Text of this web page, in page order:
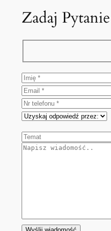
Zadaj Pytanie